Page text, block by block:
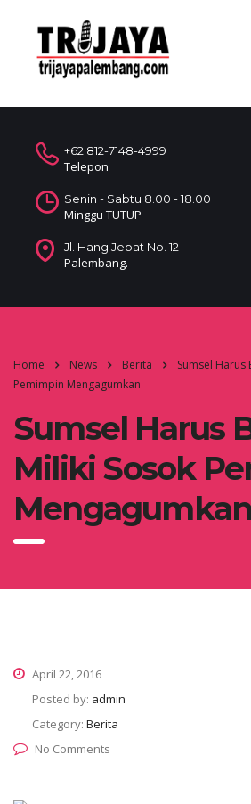
+62 812-7148-4999
Telepon
Senin - Sabtu 8.00 - 18.00
Minggu TUTUP
Jl. Hang Jebat No. 12
Palembang.
Home News Berita
Sumsel Harus
Pemimpin Mengagumkan
Sumsel Harus
Miliki Sosok
Mengagumkan
April 22, 2016
Posted by: admin
Category: Berita
No Comments